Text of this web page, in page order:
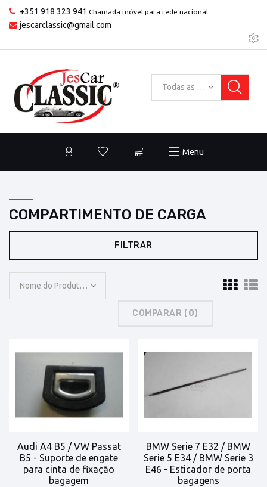
+351 918 323 941 Chamada móvel para rede nacional
jescarclassic@gmail.com
Todas as categorias
Menu
COMPARTIMENTO DE CARGA
FILTRAR
Nome do Produto: A a Z
COMPARAR (0)
Audi A4 B5 / VW Passat
B5 - Suporte de engate
para cinta de fixação
bagagem
BMW Serie 7 E32 / BMW
Serie 5 E34 / BMW Serie 3
E46 - Esticador de porta
bagagens